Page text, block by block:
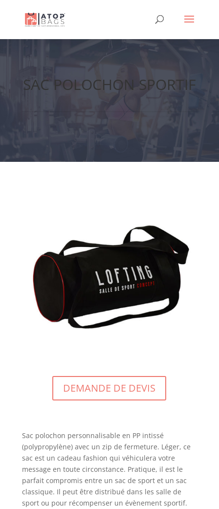
SAC POLOCHON SPORTIF
DEMANDE DE DEVIS
Sac polochon personnalisable en PP intissé
(polypropylène) avec un zip de fermeture. Léger, ce
sac est un cadeau fashion qui véhiculera votre
message en toute circonstance. Pratique, il est le
parfait compromis entre un sac de sport et un sac
classique. Il peut être distribué dans les salle de
sport ou pour récompenser un évènement sportif.